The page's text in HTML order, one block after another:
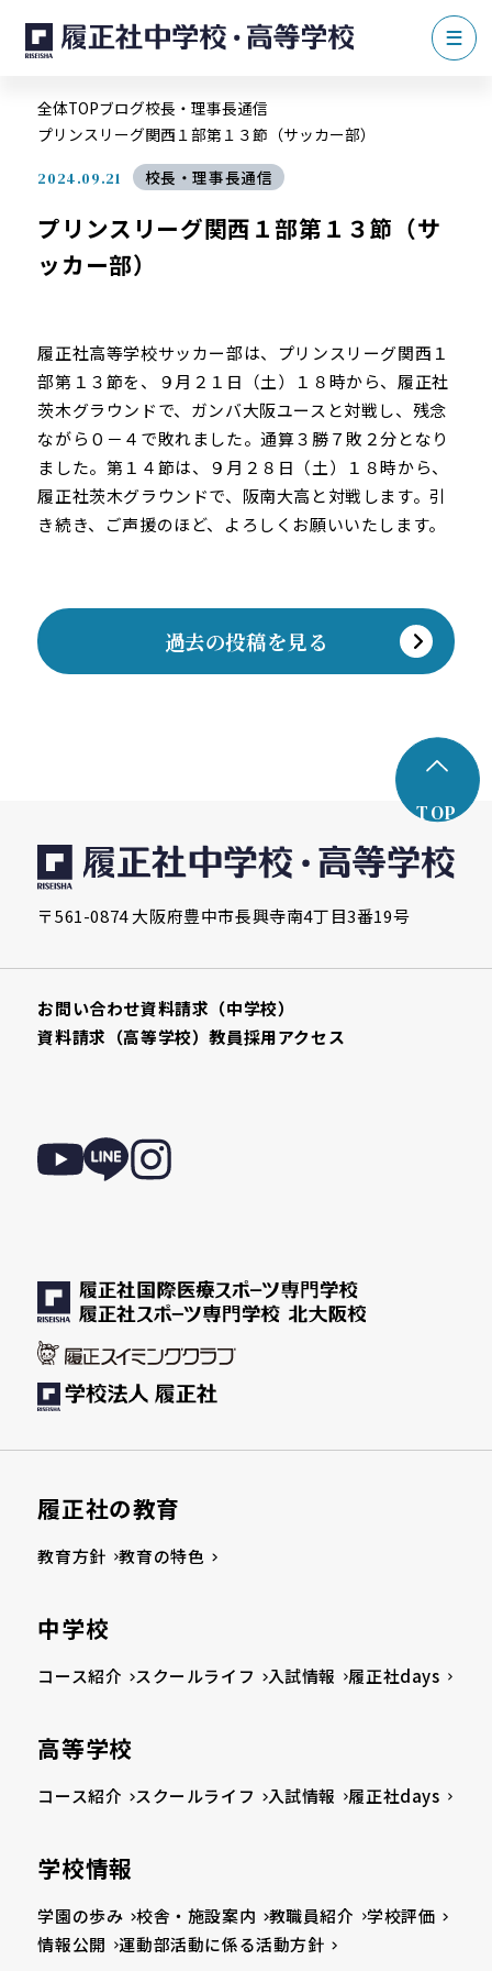
全体TOPブログ校長・理事長通信
プリンスリーグ関西１部第１３節（サッカー部）
2024.09.21 校長・理事長通信
プリンスリーグ関西１部第１３節（サ
ッカー部）
履正社高等学校サッカー部は、プリンスリーグ関西１
部第１３節を、９月２１日（土）１８時から、履正社
茨木グラウンドで、ガンバ大阪ユースと対戦し、残念
ながら０－４で敗れました。通算３勝７敗２分となり
ました。第１４節は、９月２８日（土）１８時から、
履正社茨木グラウンドで、阪南大高と対戦します。引
き続き、ご声援のほど、よろしくお願いいたします。
過去の投稿を見る
TOP
〒561-0874 大阪府豊中市長興寺南4丁目3番19号
お問い合わせ資料請求（中学校）
資料請求（高等学校）教員採用アクセス
履正社の教育
教育方針 教育の特色
中学校
コース紹介 スクールライフ 入試情報 履正社days
高等学校
コース紹介 スクールライフ 入試情報 履正社days
学校情報
学園の歩み 校舎・施設案内 教職員紹介
学校評価
情報公開
運動部活動に係る活動方針